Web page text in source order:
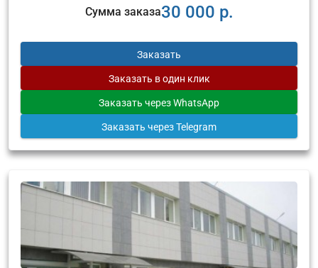
Сумма заказа30 000 р.
Заказать
Заказать в один клик
Заказать через WhatsApp
Заказать через Telegram